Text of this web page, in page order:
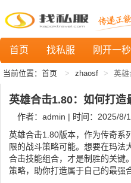
首页 找私服 刚开一
当前位置： 首页 zhaosf 英雄
英雄合击1.80：如何打
作者：admin | 时间：2025/8/
英雄合击1.80版本，作为传奇系
限的战斗策略可能。想要在玛法
合击技能组合，才是制胜的关键
策略，助你打造属于自己的最强